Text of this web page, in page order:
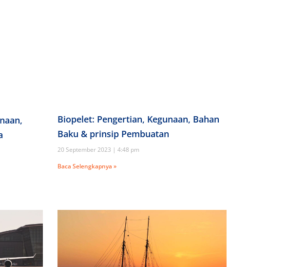
Biopelet: Pengertian, Kegunaan, Bahan
Baku & prinsip Pembuatan
20 September 2023
4:48 pm
Baca Selengkapnya »